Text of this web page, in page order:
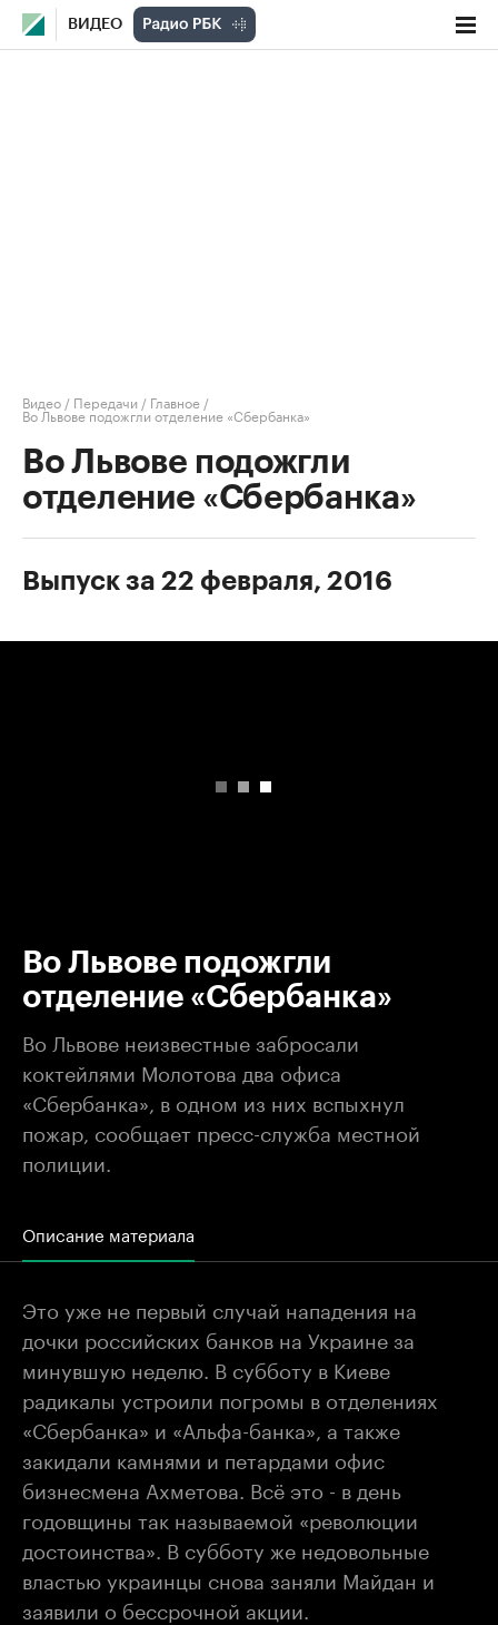
ВИДЕО
Видео / Передачи / Главное /
Во Львове подожгли отделение «Сбербанка»
Во Львове подожгли
отделение «Сбербанка»
Выпуск за 22 февраля, 2016
Во Львове подожгли
отделение «Сбербанка»
Во Львове неизвестные забросали
коктейлями Молотова два офиса
«Сбербанка», в одном из них вспыхнул
пожар, сообщает пресс-служба местной
полиции.
Описание материала
Это уже не первый случай нападения на
дочки российских банков на Украине за
минувшую неделю. В субботу в Киеве
радикалы устроили погромы в отделениях
«Сбербанка» и «Альфа-банка», а также
закидали камнями и петардами офис
бизнесмена Ахметова. Всё это - в день
годовщины так называемой «революции
достоинства». В субботу же недовольные
властью украинцы снова заняли Майдан и
заявили о бессрочной акции.